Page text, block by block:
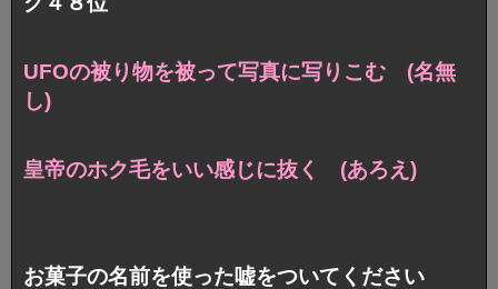
UFOの被り物を被って写真に写りこむ (名無
し)
皇帝のホク毛をいい感じに抜く (あろえ)
お菓子の名前を使った嘘をついてください